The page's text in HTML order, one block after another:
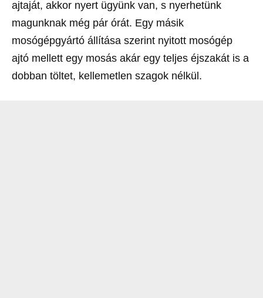
ajtaját, akkor nyert ügyünk van, s nyerhetünk
magunknak még pár órát. Egy másik
mosógépgyártó állítása szerint nyitott mosógép
ajtó mellett egy mosás akár egy teljes éjszakát is a
dobban töltet, kellemetlen szagok nélkül.